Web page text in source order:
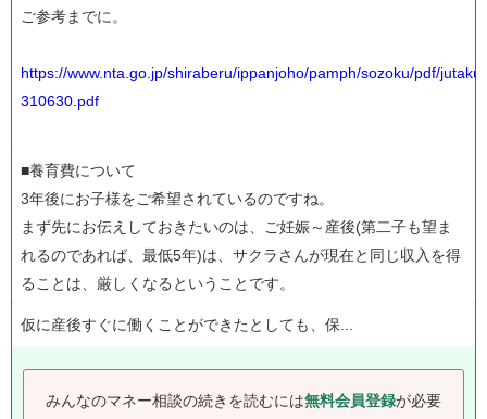
ご参考までに。
https://www.nta.go.jp/shiraberu/ippanjoho/pamph/sozoku/pdf/
310630.pdf
■養育費について
3年後にお子様をご希望されているのですね。
まず先にお伝えしておきたいのは、ご妊娠～産後(第二子も望ま
れるのであれば、最低5年)は、サクラさんが現在と同じ収入を得
ることは、厳しくなるということです。
仮に産後すぐに働くことができたとしても、保...
みんなのマネー相談の続きを読むには無料会員登録が必要